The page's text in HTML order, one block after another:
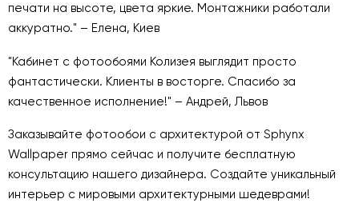
печати на высоте, цвета яркие. Монтажники работали
аккуратно." – Елена, Киев
"Кабинет с фотообоями Колизея выглядит просто
фантастически. Клиенты в восторге. Спасибо за
качественное исполнение!" – Андрей, Львов
Заказывайте фотообои с архитектурой от Sphynx
Wallpaper прямо сейчас и получите бесплатную
консультацию нашего дизайнера. Создайте уникальный
интерьер с мировыми архитектурными шедеврами!